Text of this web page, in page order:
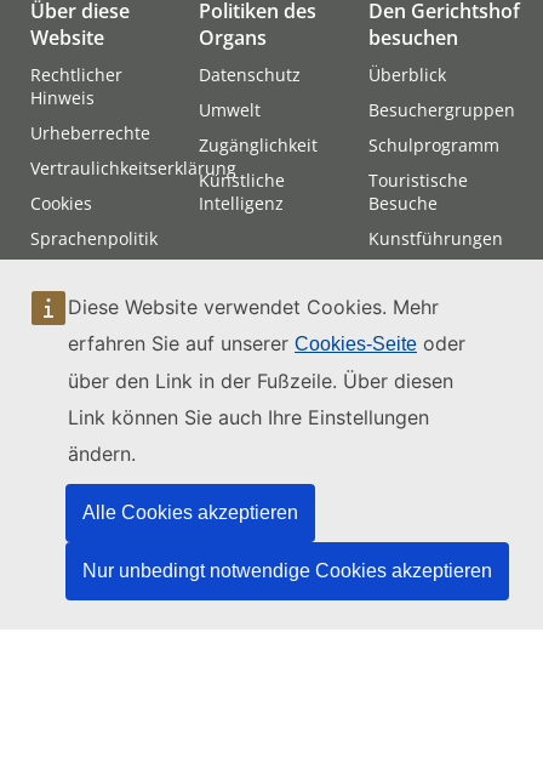
Diese Website verwendet Cookies. Mehr
erfahren Sie auf unserer Cookies-Seite oder
über den Link in der Fußzeile. Über diesen
Link können Sie auch Ihre Einstellungen
ändern.
Alle Cookies akzeptieren
Nur unbedingt notwendige Cookies akzeptieren
Über diese
Website
Rechtlicher
Hinweis
Urheberrechte
Vertraulichkeitserklärung
Cookies
Sprachenpolitik
Sitemap
Politiken des
Organs
Datenschutz
Umwelt
Zugänglichkeit
Künstliche
Intelligenz
Den Gerichtshof
besuchen
Überblick
Besuchergruppen
Schulprogramm
Touristische
Besuche
Kunstführungen
zum Gerichtshof?
Besuch
mündlicher
Verhandlungen
Kontakt